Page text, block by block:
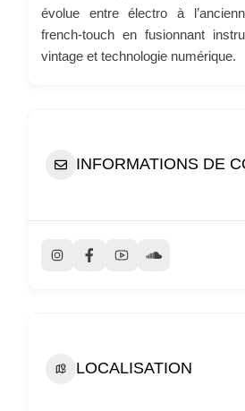
évolue entre électro à
french-touch en fusionnant
vintage et technologie numérique.
INFORMATIONS DE
LOCALISATION